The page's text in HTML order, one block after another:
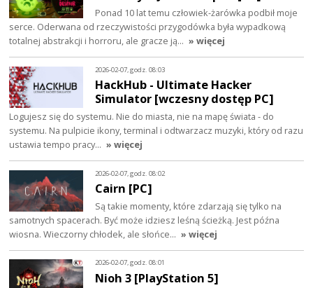
Ponad 10 lat temu człowiek-żarówka podbił moje
serce. Oderwana od rzeczywistości przygodówka była wypadkową
totalnej abstrakcji i horroru, ale gracze ją… » więcej
2026-02-07, godz. 08:03
HackHub - Ultimate Hacker
Simulator [wczesny dostęp PC]
Logujesz się do systemu. Nie do miasta, nie na mapę świata - do
systemu. Na pulpicie ikony, terminal i odtwarzacz muzyki, który od razu
ustawia tempo pracy… » więcej
2026-02-07, godz. 08:02
Cairn [PC]
Są takie momenty, które zdarzają się tylko na
samotnych spacerach. Być może idziesz leśną ścieżką. Jest późna
wiosna. Wieczorny chłodek, ale słońce… » więcej
2026-02-07, godz. 08:01
Nioh 3 [PlayStation 5]